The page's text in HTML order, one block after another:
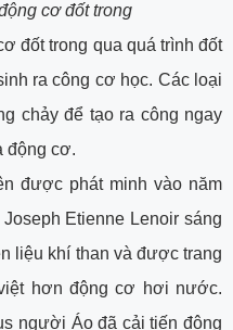
cơ đốt trong
đốt trong qua quá trình đốt
ra công cơ học. Các loại
chảy để tạo ra công ngay
động cơ.
được phát minh vào năm
Etienne Lenoir sáng
liệu khí than và được trang
hơn động cơ hơi nước.
người Áo đã cải tiến động